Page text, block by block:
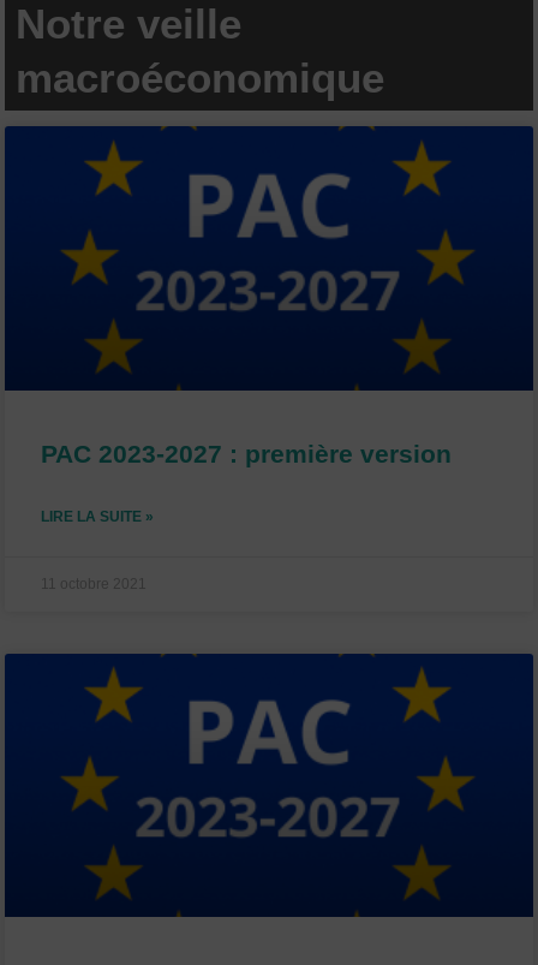
Notre veille
macroéconomique
PAC 2023-2027 : première version
LIRE LA SUITE »
11 octobre 2021
e
a
g
e